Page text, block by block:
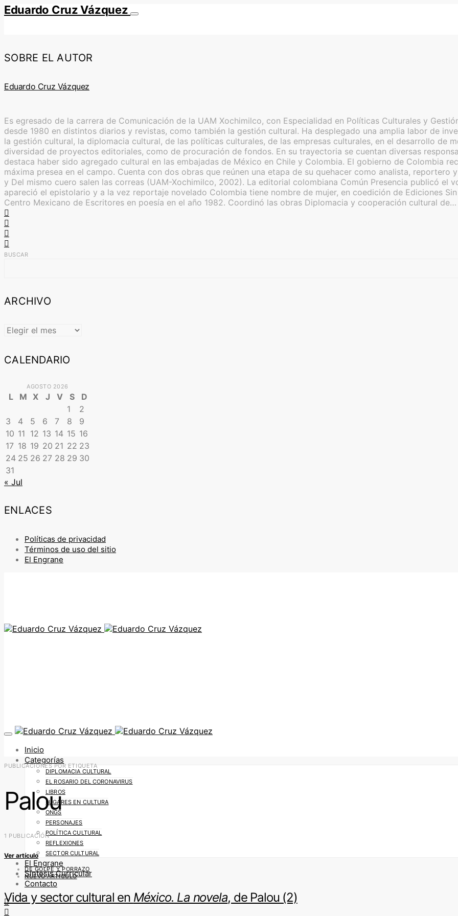
Eduardo Cruz Vázquez
SOBRE EL AUTOR
Eduardo Cruz Vázquez
Es egresado de la carrera de Comunicación de la UAM Xochimilco, con Especialidad en Políticas Culturales y
desde 1980 en distintos diarios y revistas, como también la gestión cultural. Ha desplegado una amplia labor de
la gestión cultural, la diplomacia cultural, de las políticas culturales, de las empresas culturales, en el desarrollo de
diversidad de proyectos editoriales, como de procuración de fondos. En su trayectoria se cuentan diversas
destaca haber sido agregado cultural en las embajadas de México en Chile y Colombia. El gobierno de Colombia
máxima presea en el campo. Cuenta con dos obras que reúnen una etapa de su quehacer como analista, reportero
y Del mismo cuero salen las correas (UAM-Xochimilco, 2002). La editorial colombiana Común Presencia publicó el
apareció el epistolario y a la vez reportaje novelado Colombia tiene nombre de mujer, en coedición de Ediciones
Centro Mexicano de Escritores en poesía en el año 1982. Coordinó las obras Diplomacia y cooperación cultural de…
BUSCAR
ARCHIVO
ARCHIVO
CALENDARIO
AGOSTO 2026
L M X J V S
D
1
2
3
4 5 6 7 8
9
10 11 12 13 14 15 16
17 18 19 20 21 22 23
24 25 26 27 28 29 30
31
« Jul
ENLACES
Políticas de privacidad
Términos de uso del sitio
El Engrane
Inicio
Categorías
DIPLOMACIA CULTURAL
EL ROSARIO DEL CORONAVIRUS
LIBROS
LUGARES EN CULTURA
ONGS
PERSONAJES
POLÍTICA CULTURAL
REFLEXIONES
SECTOR CULTURAL
El Engrane
Síntesis Curricular
Contacto
PUBLICACIONES POR ETIQUETA
Palou
1 PUBLICACIÓN
Ver artículo
DE GOLPE Y PORRAZO
NUEVO ARTÍCULO
Vida y sector cultural en México. La novela, de Palou (2)